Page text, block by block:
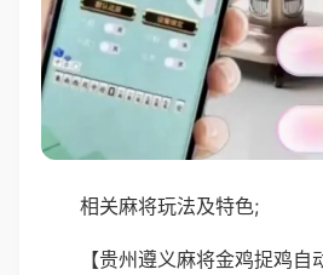
相关麻将玩法及特色;
【贵州遵义麻将金鸡捉鸡